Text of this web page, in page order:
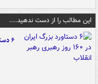
این مطالب را از دست ندهید....
۶ دستاورد بزرگ ایران در ۱۶۰ روز رهبری رهبر انقلاب